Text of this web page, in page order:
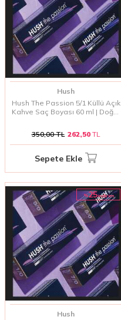
Hush
Hush The Passion 5/1 Küllü Açık
Kahve Saç Boyası 60 ml | Doğal
350,00TL 262,50TL
Sepete Ekle
%25i̇ndirim
Hush